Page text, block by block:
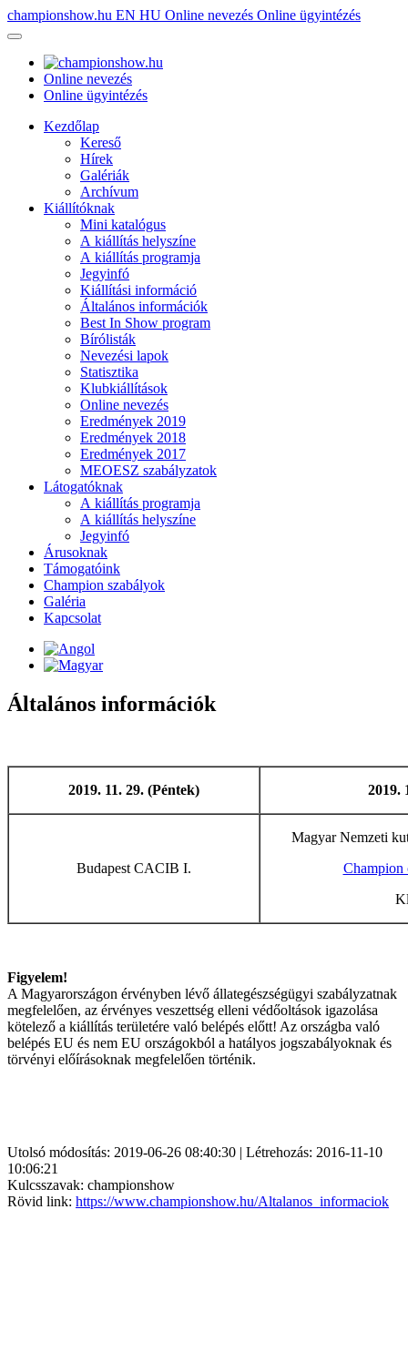
championshow.hu EN HU Online nevezés Online ügyintézés
Online nevezés
Online ügyintézés
Kezdőlap
Kereső
Hírek
Galériák
Archívum
Kiállítóknak
Mini katalógus
A kiállítás helyszíne
A kiállítás programja
Jegyinfó
Kiállítási információ
Általános információk
Best In Show program
Bírólisták
Nevezési lapok
Statisztika
Klubkiállítások
Online nevezés
Eredmények 2019
Eredmények 2018
Eredmények 2017
MEOESZ szabályzatok
Látogatóknak
A kiállítás programja
A kiállítás helyszíne
Jegyinfó
Árusoknak
Támogatóink
Champion szabályok
Galéria
Kapcsolat
Általános információk
2019. 11. 29. (Péntek) 2019.
Budapest CACIB I.
Magyar Nemzeti
Champion
Figyelem!
A Magyarországon érvényben lévő állategészségügyi szabályzatnak
megfelelően, az érvényes veszettség elleni védőoltások igazolása
kötelező a kiállítás területére való belépés előtt! Az országba való
belépés EU és nem EU országokból a hatályos jogszabályoknak és
törvényi előírásoknak megfelelően történik.
Utolsó módosítás: 2019-06-26 08:40:30 | Létrehozás: 2016-11-10
10:06:21
Kulcsszavak: championshow
Rövid link: https://www.championshow.hu/Altalanos_informaciok